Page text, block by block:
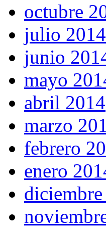
octubre
julio 2014
junio
mayo
abril 2014
marzo
febrero
enero